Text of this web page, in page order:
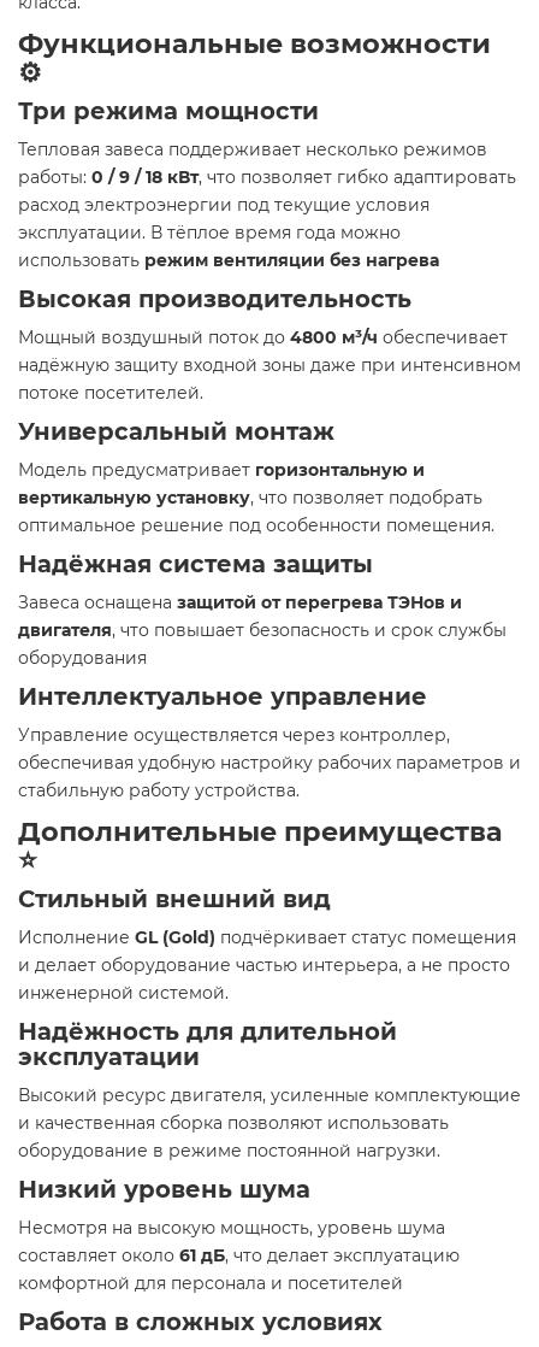
Функциональные возможности
⚙️
Три режима мощности
Тепловая завеса поддерживает несколько режимов
работы: 0 / 9 / 18 кВт, что позволяет гибко адаптировать
расход электроэнергии под текущие условия
эксплуатации. В тёплое время года можно
использовать режим вентиляции без нагрева
Высокая производительность
Мощный воздушный поток до 4800 м³/ч обеспечивает
надёжную защиту входной зоны даже при интенсивном
потоке посетителей.
Универсальный монтаж
Модель предусматривает горизонтальную и
вертикальную установку, что позволяет подобрать
оптимальное решение под особенности помещения.
Надёжная система защиты
Завеса оснащена защитой от перегрева ТЭНов и
двигателя, что повышает безопасность и срок службы
оборудования
Интеллектуальное управление
Управление осуществляется через контроллер,
обеспечивая удобную настройку рабочих параметров и
стабильную работу устройства.
Дополнительные преимущества
⭐
Стильный внешний вид
Исполнение GL (Gold) подчёркивает статус помещения
и делает оборудование частью интерьера, а не просто
инженерной системой.
Надёжность для длительной
эксплуатации
Высокий ресурс двигателя, усиленные комплектующие
и качественная сборка позволяют использовать
оборудование в режиме постоянной нагрузки.
Низкий уровень шума
Несмотря на высокую мощность, уровень шума
составляет около 61 дБ, что делает эксплуатацию
комфортной для персонала и посетителей
Работа в сложных условиях